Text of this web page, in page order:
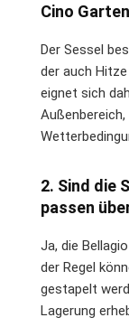
Cino
Der Sessel
der auch
eignet sich
2. Sind die
passen
Ja, die
der Regel
gestapelt
Lagerung